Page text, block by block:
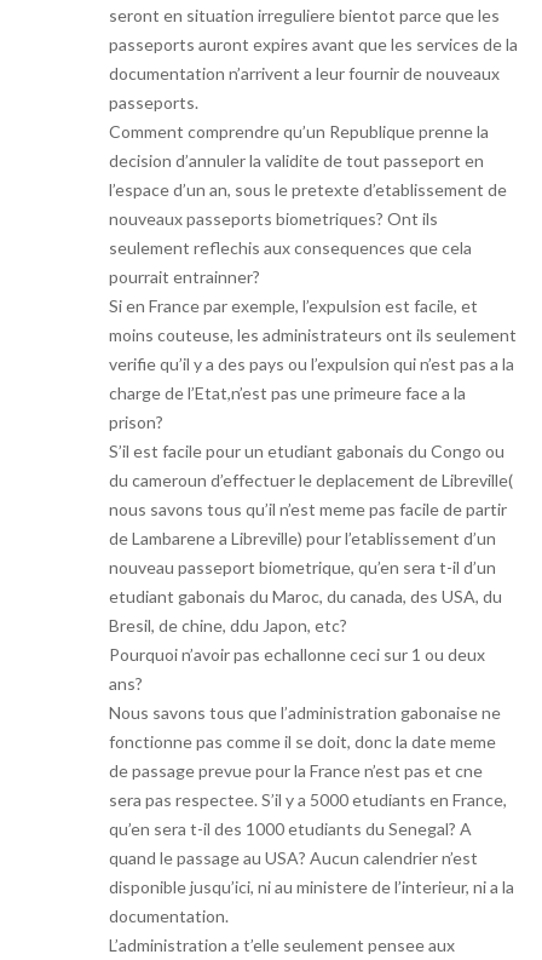
seront en situation irreguliere bientot parce que les
passeports auront expires avant que les services de la
documentation n’arrivent a leur fournir de nouveaux
passeports.
Comment comprendre qu’un Republique prenne la
decision d’annuler la validite de tout passeport en
l’espace d’un an, sous le pretexte d’etablissement de
nouveaux passeports biometriques? Ont ils
seulement reflechis aux consequences que cela
pourrait entrainner?
Si en France par exemple, l’expulsion est facile, et
moins couteuse, les administrateurs ont ils seulement
verifie qu’il y a des pays ou l’expulsion qui n’est pas a la
charge de l’Etat,n’est pas une primeure face a la
prison?
S’il est facile pour un etudiant gabonais du Congo ou
du cameroun d’effectuer le deplacement de Libreville(
nous savons tous qu’il n’est meme pas facile de partir
de Lambarene a Libreville) pour l’etablissement d’un
nouveau passeport biometrique, qu’en sera t-il d’un
etudiant gabonais du Maroc, du canada, des USA, du
Bresil, de chine, ddu Japon, etc?
Pourquoi n’avoir pas echallonne ceci sur 1 ou deux
ans?
Nous savons tous que l’administration gabonaise ne
fonctionne pas comme il se doit, donc la date meme
de passage prevue pour la France n’est pas et cne
sera pas respectee. S’il y a 5000 etudiants en France,
qu’en sera t-il des 1000 etudiants du Senegal? A
quand le passage au USA? Aucun calendrier n’est
disponible jusqu’ici, ni au ministere de l’interieur, ni a la
documentation.
L’administration a t’elle seulement pensee aux